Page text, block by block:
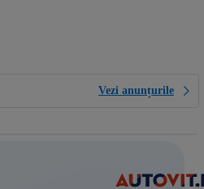
Vezi anunțurile